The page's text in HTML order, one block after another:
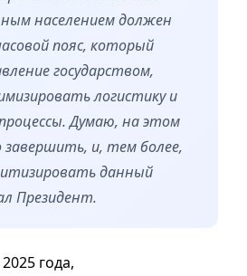
населением должен
пояс, который
государством,
логистику и
Думаю, на этом
завершить, и, тем более,
данный
Президент.
года,